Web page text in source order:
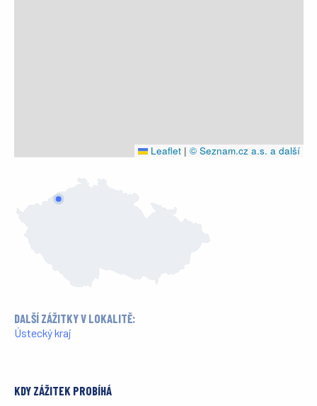
Leaflet | © Seznam.cz a.s. a další
DALŠÍ ZÁŽITKY V LOKALITĚ:
Ústecký kraj
KDY ZÁŽITEK PROBÍHÁ